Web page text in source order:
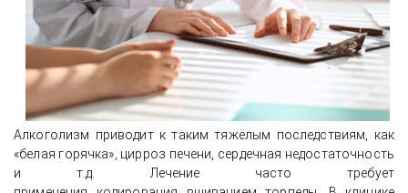
Алкоголизм приводит к таким тяжёлым последствиям, как
«белая горячка», цирроз печени, сердечная недостаточность
и т.д. Лечение часто требует